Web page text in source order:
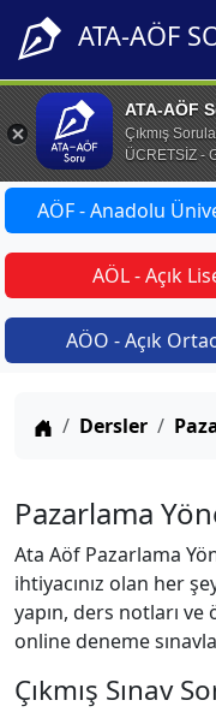
ATA-AÖF
ATA-AÖF
Çıkmış
ÜCRETSİZ -
AÖF - Anadolu
AÖL - Açık
AÖO - Açık
Anasayfa
Dersler
Pazarlama
Ata Aöf Pazarlama
ihtiyacınız olan her
yapın, ders notları
online deneme
Çıkmış Sınav